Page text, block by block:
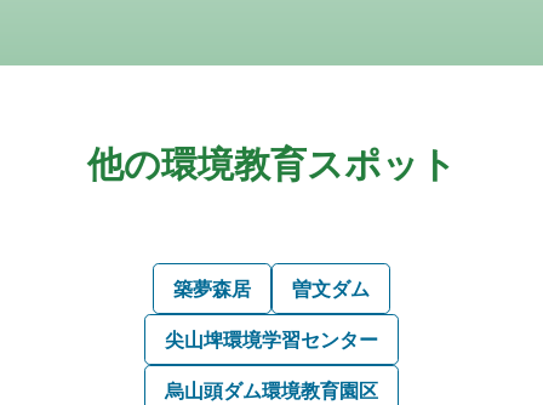
他の環境教育スポット
築夢森居
曽文ダム
尖山埤環境学習センター
烏山頭ダム環境教育園区